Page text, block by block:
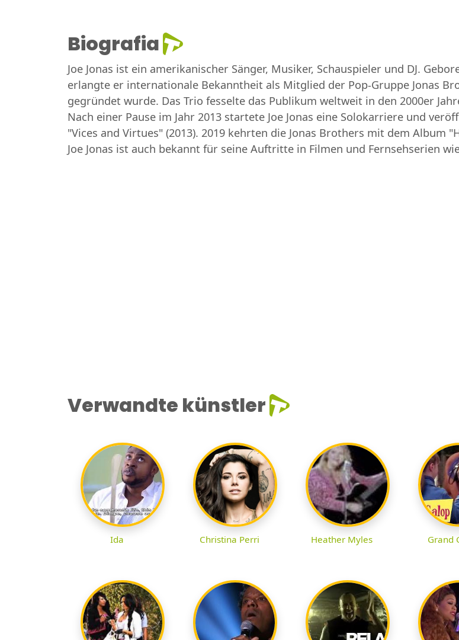
Biografia
Joe Jonas ist ein amerikanischer Sänger, Musiker, Schauspieler und DJ.
erlangte er internationale Bekanntheit als Mitglied der Pop-Gruppe Jonas
gegründet wurde. Das Trio fesselte das Publikum weltweit in den 2000er
Nach einer Pause im Jahr 2013 startete Joe Jonas eine Solokarriere und
"Vices and Virtues" (2013). 2019 kehrten die Jonas Brothers mit dem Album
Joe Jonas ist auch bekannt für seine Auftritte in Filmen und Fernsehserien
Verwandte künstler
Ida Christina Perri Heather Myles Grand